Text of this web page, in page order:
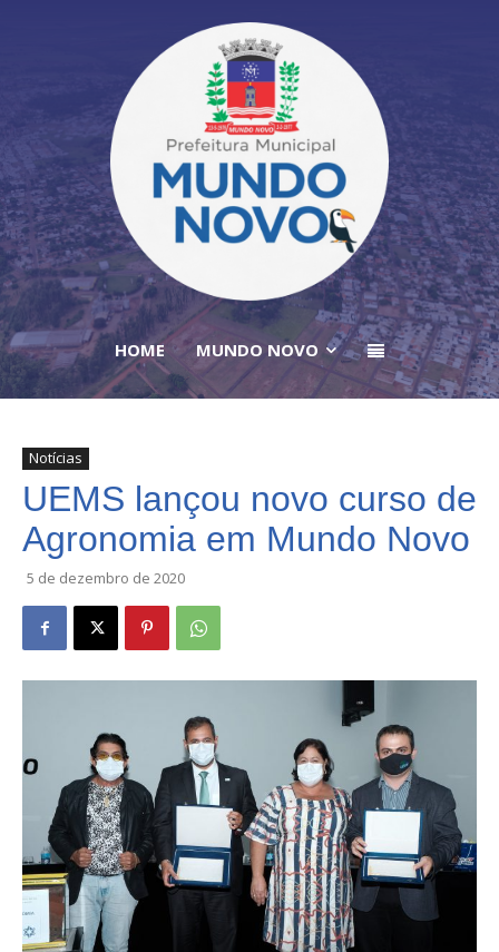
HOME MUNDO NOVO
Notícias
UEMS lançou novo curso de
Agronomia em Mundo Novo
5 de dezembro de 2020